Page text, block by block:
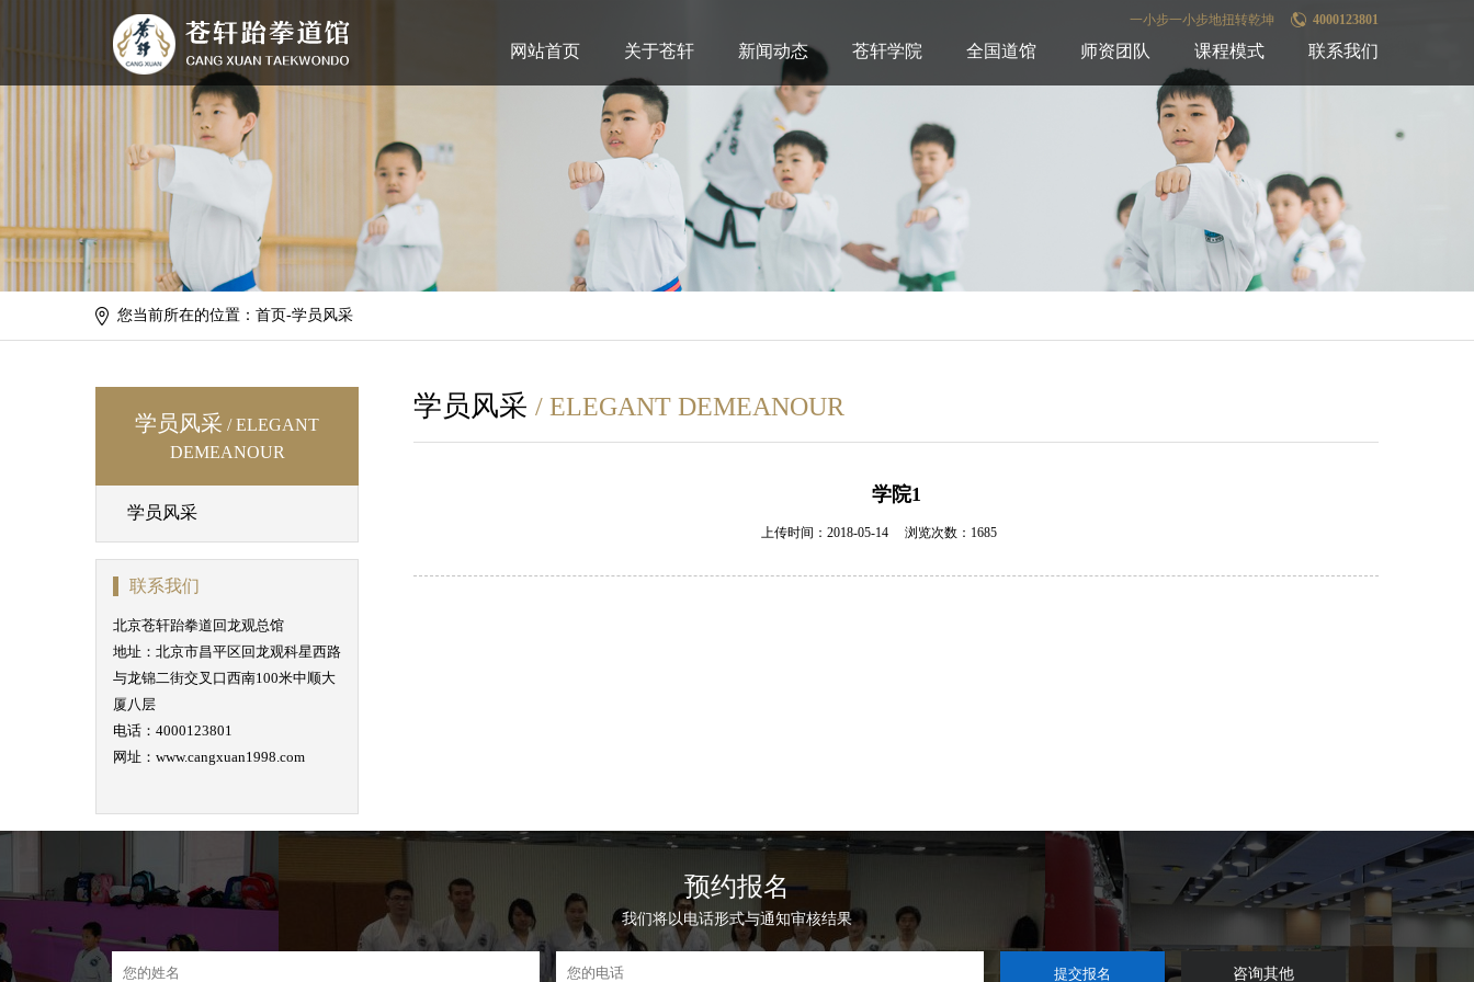
一小步一小步地扭转乾坤 4000123801
网站首页 关于苍轩 新闻动态 苍轩学院 全国道馆 师资团队 课程模式 联系我们
您当前所在的位置：首页-学员风采
学员风采 / ELEGANT
DEMEANOUR
学员风采
联系我们
北京苍轩跆拳道回龙观总馆
地址：北京市昌平区回龙观科星西路
与龙锦二街交叉口西南100米中顺大
厦八层
电话：4000123801
网址：www.cangxuan1998.com
学员风采 / ELEGANT DEMEANOUR
学院1
上传时间：2018-05-14 浏览次数：1685
预约报名
我们将以电话形式与通知审核结果
咨询其他